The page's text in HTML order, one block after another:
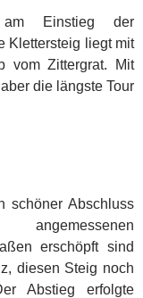
Einstieg der
Klettersteig liegt mit
vom Zittergrat. Mit
die längste Tour
schöner Abschluss
erschöpft sind
diesen Steig noch
Abstieg erfolgte